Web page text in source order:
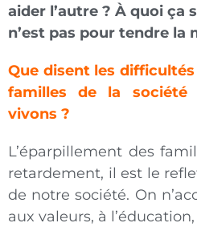
aider l’autre ? À quoi ça
n’est pas pour tendre la
Que disent les
familles de la société
vivons ?
L’éparpillement des
retardement, il est le
de notre société. On
aux valeurs, à